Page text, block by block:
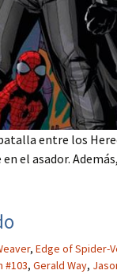
entre los
el asador. Además,
, Edge of Spider-
#103, Gerald Way,